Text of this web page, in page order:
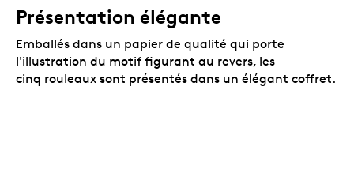
Présentation élégante
Emballés dans un papier de qualité qui porte
l'illustration du motif figurant au revers, les
cinq rouleaux sont présentés dans un élégant coffret.